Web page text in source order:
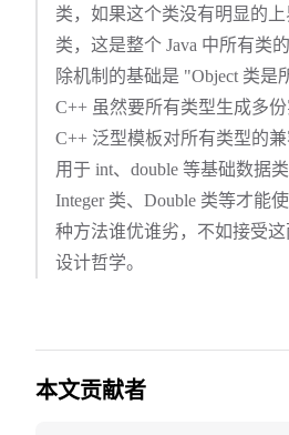
类，如果这个类没有明显的
类，这是整个 Java 中所有类
除机制的基础是 "Object 类
C++ 虽然要所有类型生成多
C++ 泛型模板对所有类型的
用于 int、double 等基础数据
Integer 类、Double 类等才能
种方法谁优谁劣，不如接受
设计哲学。
本文贡献者